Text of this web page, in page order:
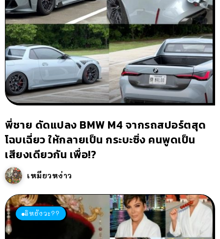
พี่ชาย ดัดแปลง BMW M4 จากรถสปอร์ตสุด
โฉบเฉี่ยว ให้กลายเป็น กระบะซิ่ง คนพูดเป็น
เสียงเดียวกัน เพื่อ!?
เหมียวหง่าว
อิหยังวะ??